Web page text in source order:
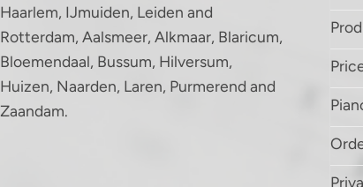
Haarlem, IJmuiden, Leiden and
Rotterdam, Aalsmeer, Alkmaar, Blaricum,
Bloemendaal, Bussum, Hilversum,
Huizen, Naarden, Laren, Purmerend and
Zaandam.